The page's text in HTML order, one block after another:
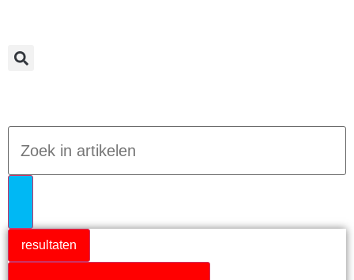
resultaten